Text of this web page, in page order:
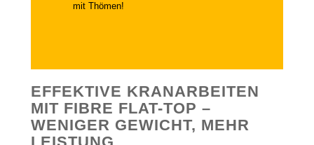
mit Thömen!
EFFEKTIVE KRANARBEITEN
MIT FIBRE FLAT-TOP –
WENIGER GEWICHT, MEHR